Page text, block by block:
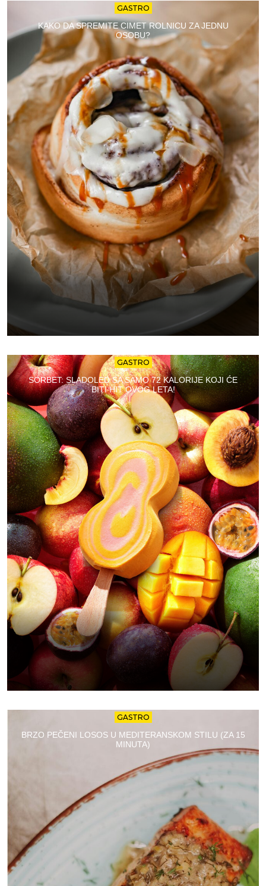
GASTRO
KAKO DA SPREMITE CIMET ROLNICU ZA JEDNU
OSOBU?
GASTRO
SORBET: SLADOLED SA SAMO 72 KALORIJE KOJI ĆE
BITI HIT OVOG LETA!
GASTRO
BRZO PEČENI LOSOS U MEDITERANSKOM STILU (ZA 15
MINUTA)